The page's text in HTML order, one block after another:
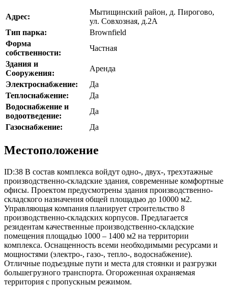
Адрес:
Мытищинский район, д. Пирогово,
ул. Совхозная, д.2А
Тип парка:
Brownfield
Форма
собственности:
Частная
Здания и
Сооружения:
Аренда
Электроснабжение:
Да
Теплоснабжение:
Да
Водоснабжение и
водоотведение:
Да
Газоснабжение:
Да
Местоположение
ID:38 В состав комплекса войдут одно-, двух-, трехэтажные
производственно-складские здания, современные комфортные
офисы. Проектом предусмотрены здания производственно-
складского назначения общей площадью до 10000 м2.
Управляющая компания планирует строительство 8
производственно-складских корпусов. Предлагается
резидентам качественные производственно-складские
помещения площадью 1000 – 1400 м2 на территории
комплекса. Оснащенность всеми необходимыми ресурсами и
мощностями (электро-, газо-, тепло-, водоснабжение).
Отличные подъездные пути и места для стоянки и разгрузки
большегрузного транспорта. Огороженная охраняемая
территория с пропускным режимом.